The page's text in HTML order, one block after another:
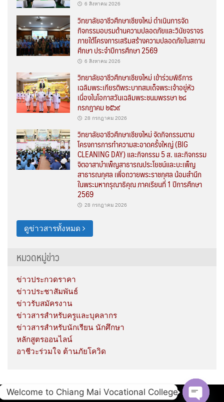
6 สิงหาคม 2026
วิทยาลัยอาชีวศึกษาเชียงใหม่ ดำเนินการจัด
กิจกรรมอบรมด้านความปลอดภัยและวินัยจราจร
ภายใต้โครงการเสริมสร้างความปลอดภัยในสถาน
ศึกษา ประจำปีการศึกษา 2569
6 สิงหาคม 2026
วิทยาลัยอาชีวศึกษาเชียงใหม่ เข้าร่วมพิธีการ
เฉลิมพระเกียรติพระบาทสมเด็จพระเจ้าอยู่หัว
เนื่องในโอกาสวันเฉลิมพระชนมพรรษา ๒๘
กรกฎาคม ๒๕๖๙
28 กรกฎาคม 2026
วิทยาลัยอาชีวศึกษาเชียงใหม่ จัดกิจกรรมตาม
โครงการการทำความสะอาดครั้งใหญ่ (BIG
CLEANING DAY) และกิจกรรม 5 ส. และกิจกรรม
จิตอาสาบำเพ็ญสาธารณประโยชน์และบะเพ็ญ
สาธารณกุศล เพื่อถวายพระราชกุศล น้อมสำนึก
ในพระมหากรุณาธิคุณ ภาคเรียนที่ 1 ปีการศึกษา
2569
28 กรกฎาคม 2026
ดูข่าวสารทั้งหมด
หมวดหมู่ข่าว
ข่าวประกวดราคา
ข่าวประชาสัมพันธ์
ข่าวรับสมัครงาน
ข่าวสารสำหรับครูและบุคลากร
ข่าวสารสำหรับนักเรียน นักศึกษา
หลักสูตรออนไลน์
อาชีวะร่วมใจ ต้านภัยโควิด
Copyright © 2020 Chiang Mai Vocational College.
Welcome to Chiang Mai Vocational College